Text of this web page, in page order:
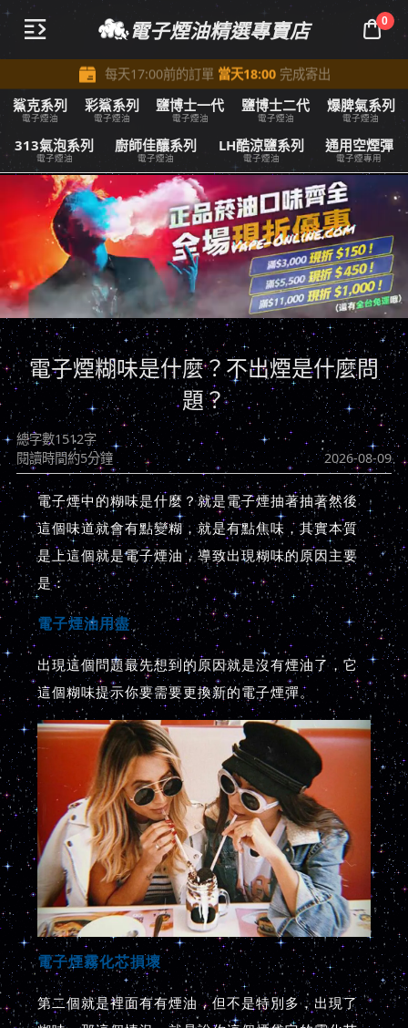
 電子煙油精選專賣店 0
所有訂單商品金額滿 3,000即可享受
每天17:00前的訂單當天18:00 完成寄出
滿減優惠進行中：所有訂單商品金額滿$3,300 減
 全部商品享受在7天鑑賞期內免費退換服務
鯊克系列
電子煙油
彩鯊系列
電子煙油
鹽博士一代
電子煙油
鹽博士二代
電子煙油
爆脾氣系列
電子煙油
313氣泡系列
電子煙油
廚師佳釀系列
電子煙油
LH酷涼鹽系列
電子煙油
通用空煙彈
電子煙專用
電子煙糊味是什麼？不出煙是什麼問
題？
總字數1512字
閱讀時間約5分鐘
2026-08-09